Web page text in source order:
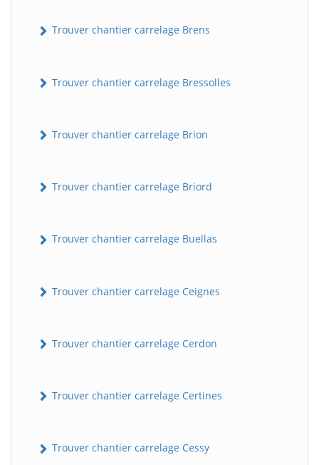
Trouver chantier carrelage Brens
Trouver chantier carrelage Bressolles
Trouver chantier carrelage Brion
Trouver chantier carrelage Briord
Trouver chantier carrelage Buellas
Trouver chantier carrelage Ceignes
Trouver chantier carrelage Cerdon
Trouver chantier carrelage Certines
Trouver chantier carrelage Cessy